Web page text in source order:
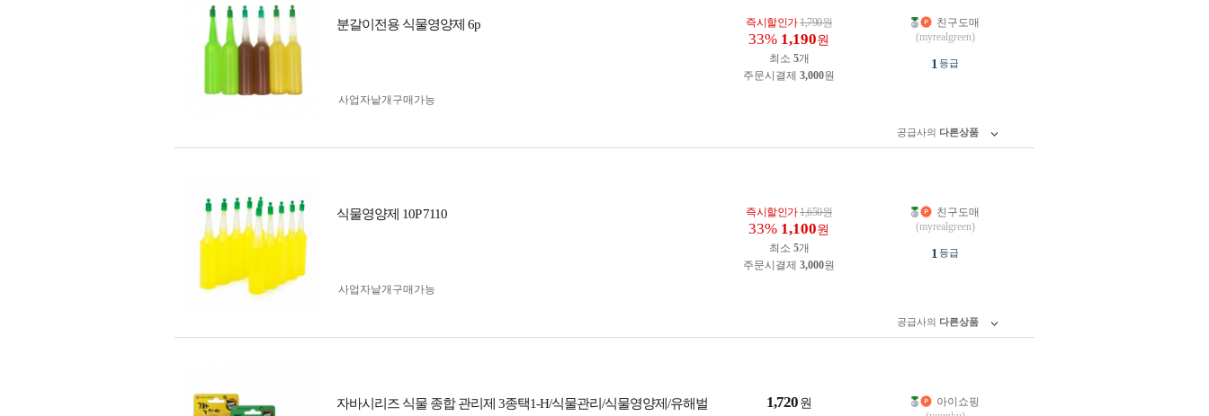
분갈이전용 식물영양제 6p 즉시할인가1,790원
33% 1,190원
최소 5개
주문시결제 3,000원
사업자 낱개구매가능
친구도매
(myrealgreen)
1 등급
공급사의 다른상품
식물영양제 10P 7110 즉시할인가1,650원
33% 1,100원
최소 5개
주문시결제 3,000원
사업자 낱개구매가능
친구도매
(myrealgreen)
1 등급
공급사의 다른상품
자바시리즈 식물 종합 관리제 3종택1-H/식물관리/식물영양제/유해벌
1,720 원
아이쇼핑